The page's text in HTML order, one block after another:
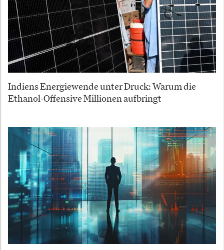
Indiens Energiewende unter Druck: Warum die
Ethanol-Offensive Millionen aufbringt